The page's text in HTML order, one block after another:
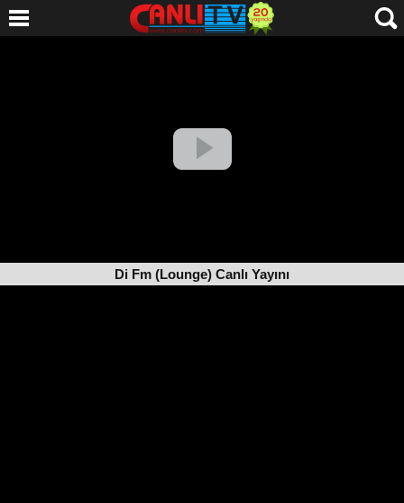
Di Fm (Lounge) Canlı Yayını